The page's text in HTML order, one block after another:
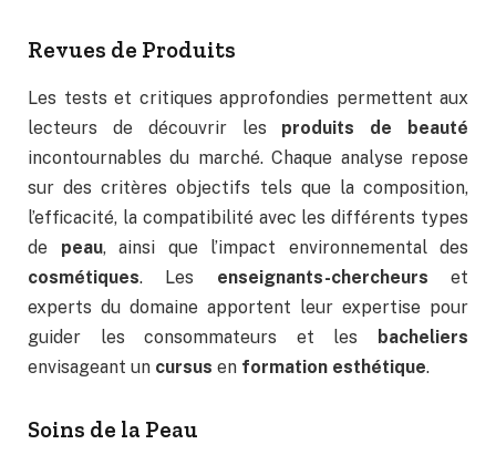
Revues de Produits
Les tests et critiques approfondies permettent aux
lecteurs de découvrir les produits de beauté
incontournables du marché. Chaque analyse repose
sur des critères objectifs tels que la composition,
l’efficacité, la compatibilité avec les différents types
de peau, ainsi que l’impact environnemental des
cosmétiques. Les enseignants-chercheurs et
experts du domaine apportent leur expertise pour
guider les consommateurs et les
bacheliers
envisageant un cursus en formation esthétique.
Soins de la Peau